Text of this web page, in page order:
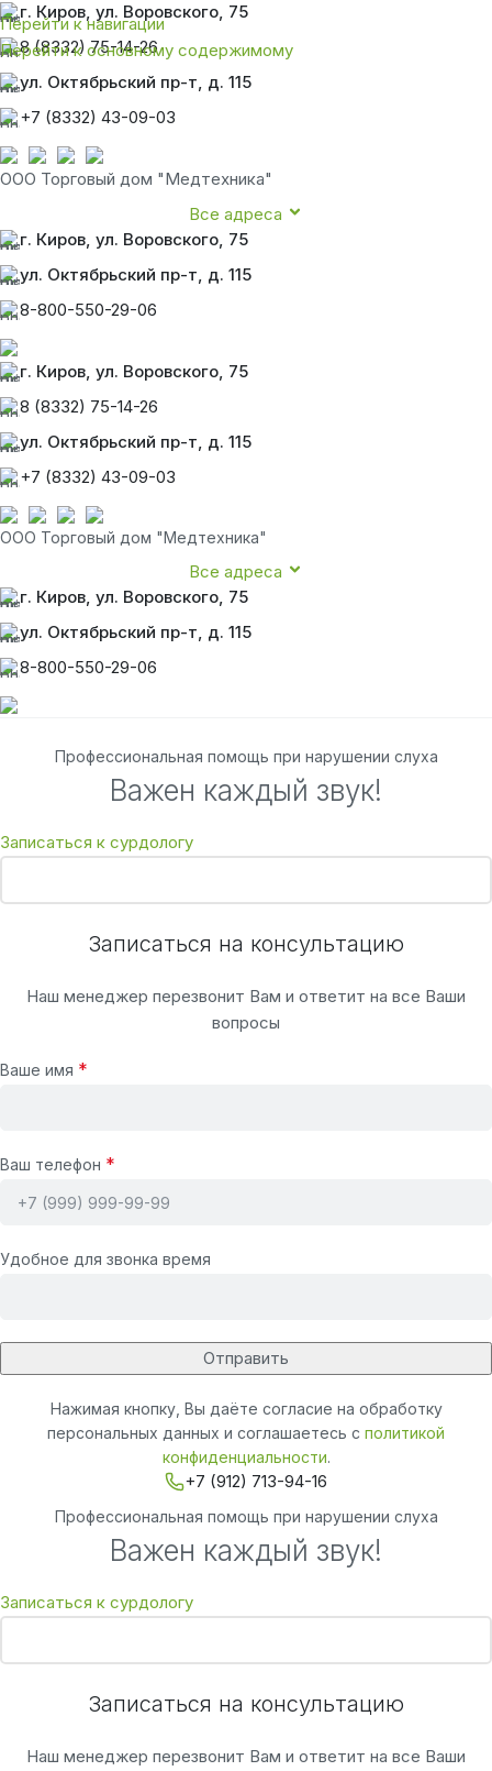
Перейти к навигации
Перейти к основному содержимому
г. Киров, ул. Воровского, 75
8 (8332) 75-14-26
ул. Октябрьский пр-т, д. 115
+7 (8332) 43-09-03
ООО Торговый дом "Медтехника"
Все адреса
г. Киров, ул. Воровского, 75
ул. Октябрьский пр-т, д. 115
8-800-550-29-06
г. Киров, ул. Воровского, 75
8 (8332) 75-14-26
ул. Октябрьский пр-т, д. 115
+7 (8332) 43-09-03
ООО Торговый дом "Медтехника"
Все адреса
г. Киров, ул. Воровского, 75
ул. Октябрьский пр-т, д. 115
8-800-550-29-06
Профессиональная помощь при нарушении слуха
Важен каждый звук!
Записаться к сурдологу
Записаться на консультацию
Наш менеджер перезвонит Вам и ответит на все Ваши
вопросы
Ваше имя *
Ваш телефон *
Удобное для звонка время
Нажимая кнопку, Вы даёте согласие на обработку
персональных данных и соглашаетесь с политикой
конфиденциальности.
+7 (912) 713-94-16
Профессиональная помощь при нарушении слуха
Важен каждый звук!
Записаться к сурдологу
Записаться на консультацию
Наш менеджер перезвонит Вам и ответит на все Ваши